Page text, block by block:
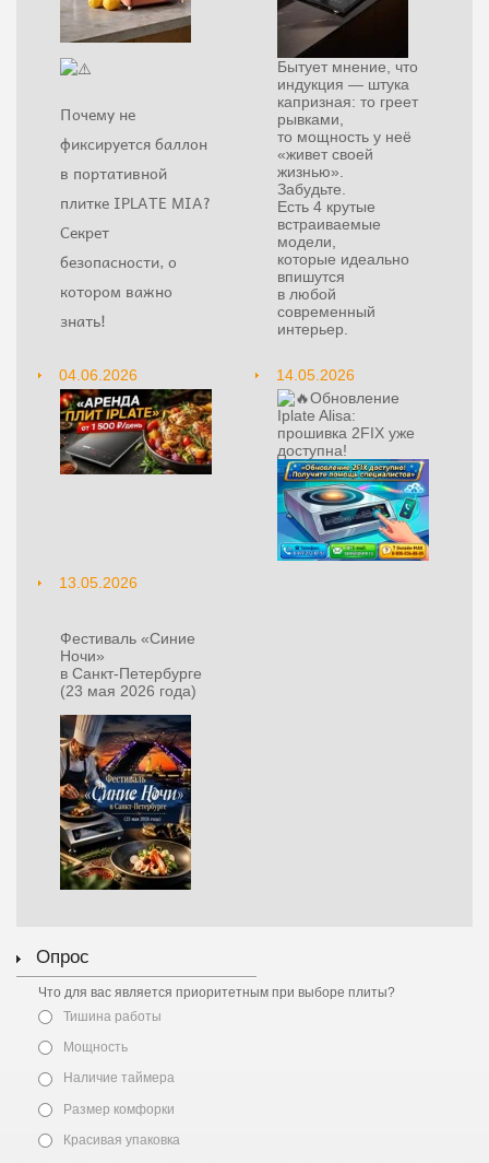
Почему не
фиксируется баллон
в портативной
плитке IPLATE MIA?
Секрет
безопасности, о
котором важно
знать!
Бытует мнение, что
индукция — штука
капризная: то греет
рывками,
то мощность у неё
«живет своей
жизнью».
Забудьте.
Есть 4 крутые
встраиваемые
модели,
которые идеально
впишутся
в любой
современный
интерьер.
04.06.2026
14.05.2026
Обновление
Iplate Alisa:
прошивка 2FIX уже
доступна!
13.05.2026
Фестиваль «Синие
Ночи»
в Санкт‑Петербурге
(23 мая 2026 года)
Опрос
Что для вас является приоритетным при выборе плиты?
Тишина работы
Мощность
Наличие таймера
Размер комфорки
Красивая упаковка